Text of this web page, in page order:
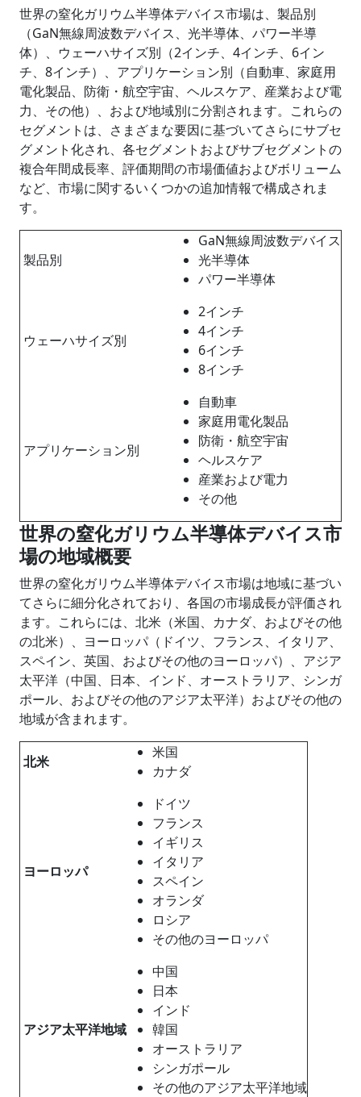
世界の窒化ガリウム半導体デバイス市場は、製品別
（GaN無線周波数デバイス、光半導体、パワー半導
体）、ウェーハサイズ別（2インチ、4インチ、6イン
チ、8インチ）、アプリケーション別（自動車、家庭用
電化製品、防衛・航空宇宙、ヘルスケア、産業および電
力、その他）、および地域別に分割されます。これらの
セグメントは、さまざまな要因に基づいてさらにサブセ
グメント化され、各セグメントおよびサブセグメントの
複合年間成長率、評価期間の市場価値およびボリューム
など、市場に関するいくつかの追加情報で構成されま
す。
製品別
GaN無線周波数デバイス
光半導体
パワー半導体
ウェーハサイズ別
2インチ
4インチ
6インチ
8インチ
アプリケーション別
自動車
家庭用電化製品
防衛・航空宇宙
ヘルスケア
産業および電力
その他
世界の窒化ガリウム半導体デバイス市
場の地域概要
世界の窒化ガリウム半導体デバイス市場は地域に基づい
てさらに細分化されており、各国の市場成長が評価され
ます。これらには、北米（米国、カナダ、およびその他
の北米）、ヨーロッパ（ドイツ、フランス、イタリア、
スペイン、英国、およびその他のヨーロッパ）、アジア
太平洋（中国、日本、インド、オーストラリア、シンガ
ポール、およびその他のアジア太平洋）およびその他の
地域が含まれます。
北米
米国
カナダ
ヨーロッパ
ドイツ
フランス
イギリス
イタリア
スペイン
オランダ
ロシア
その他のヨーロッパ
アジア太平洋地域
中国
日本
インド
韓国
オーストラリア
シンガポール
その他のアジア太平洋地域